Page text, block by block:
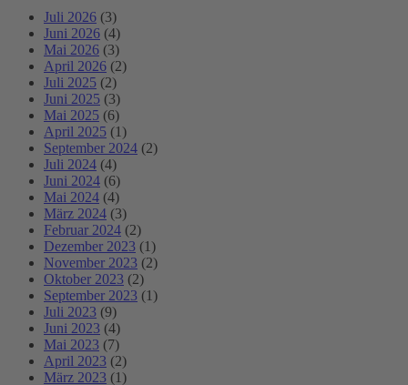
Juli 2026 (3)
Juni 2026 (4)
Mai 2026 (3)
April 2026 (2)
Juli 2025 (2)
Juni 2025 (3)
Mai 2025 (6)
April 2025 (1)
September 2024 (2)
Juli 2024 (4)
Juni 2024 (6)
Mai 2024 (4)
März 2024 (3)
Februar 2024 (2)
Dezember 2023 (1)
November 2023 (2)
Oktober 2023 (2)
September 2023 (1)
Juli 2023 (9)
Juni 2023 (4)
Mai 2023 (7)
April 2023 (2)
März 2023 (1)